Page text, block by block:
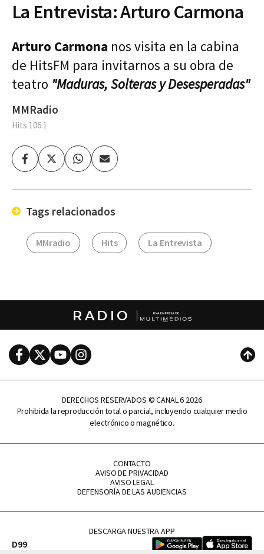
La Entrevista: Arturo Carmona
Arturo Carmona nos visita en la cabina
de HitsFM para invitarnos a su obra de
teatro "Maduras, Solteras y Desesperadas"
MMRadio
Hits 106.1
FacebookTwitterWhatsapp
Enviar
por
Tags relacionados
MMradio Hits La Entrevista
RADIO
FacebookTwitterYoutubeInstagram
DERECHOS RESERVADOS © CANAL 6 2026
Prohibida la reproducción total o parcial, incluyendo cualquier medio
electrónico o magnético.
CONTACTO
AVISO DE PRIVACIDAD
AVISO LEGAL
DEFENSORÍA DE LAS AUDIENCIAS
DESCARGA NUESTRA APP
D99